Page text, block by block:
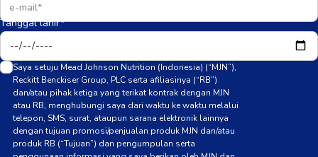
Tanggal lahir*
Saya setuju Mead Johnson Nutrition (Indonesia) (“MJN”),
Reckitt Benckiser Group, PLC serta afiliasinya (“RB”)
dan/atau pihak ketiga yang terikat kontrak dengan MJN
atau RB, menghubungi saya dari waktu ke waktu melalui
telepon, SMS, surat, ataupun sarana elektronik lainnya
dengan tujuan promosi/penjualan produk MJN dan/atau
produk RB (“Tujuan”) dan pengumpulan serta